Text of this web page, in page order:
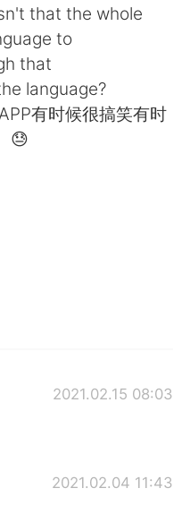
that the whole
to
that
language?
有时候很搞笑有时
😓
2021.02.15 08:03
2021.02.04 11:43